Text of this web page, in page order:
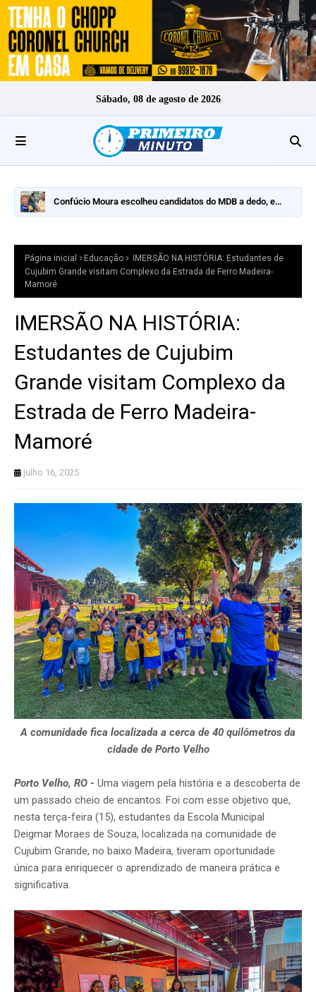
Sábado, 08 de agosto de 2026
Confúcio Moura escolheu candidatos do MDB a dedo, e
Página inicial Educação
IMERSÃO NA HISTÓRIA: Estudantes de
Cujubim Grande visitam Complexo da Estrada de Ferro Madeira-
Mamoré
IMERSÃO NA HISTÓRIA:
Estudantes de Cujubim
Grande visitam Complexo da
Estrada de Ferro Madeira-
Mamoré
julho 16, 2025
A comunidade fica localizada a cerca de 40 quilômetros da
cidade de Porto Velho
Porto Velho, RO - Uma viagem pela história e a descoberta de
um passado cheio de encantos. Foi com esse objetivo que,
nesta terça-feira (15), estudantes da Escola Municipal
Deigmar Moraes de Souza, localizada na comunidade de
Cujubim Grande, no baixo Madeira, tiveram oportunidade
única para enriquecer o aprendizado de maneira prática e
significativa.